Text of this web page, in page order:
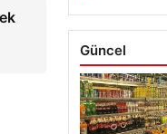
Güncel